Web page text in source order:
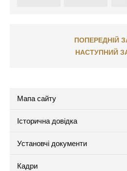
ПОПЕРЕДНІЙ
НАСТУПНИЙ
Мапа сайту
Історична довідка
Установчі документи
Кадри